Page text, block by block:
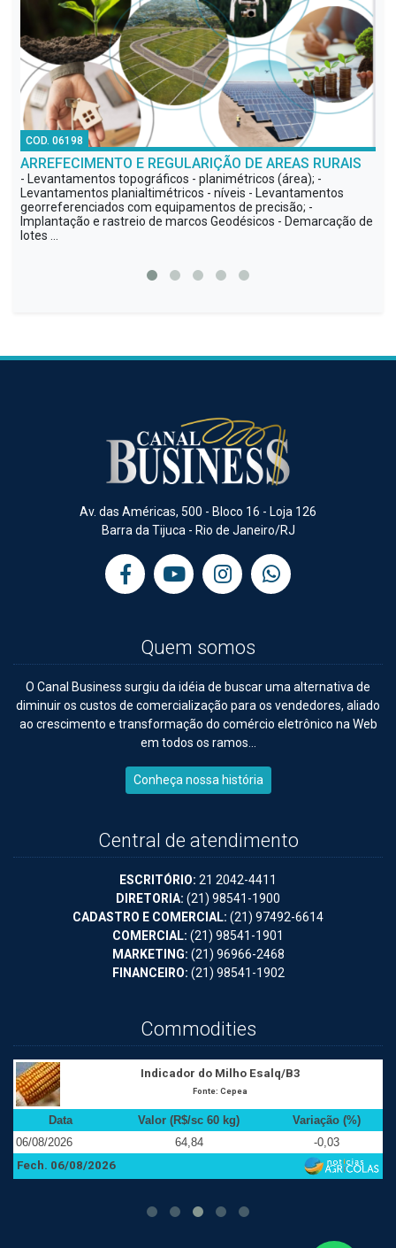
DE AREAS RURAIS
(área); -
- Levantamentos
de precisão; -
- Demarcação de
COD. 46840
LIVRO DE LUXO CONTANDO A
CAMPOLINA
Livro de luxo contando a história da Raça
e editado pela empresa Al-Viva Editorial
contribuição (textos, estatísticas, fotos, ...
Av. das Américas, 500 - Bloco 16 - Loja 126
Barra da Tijuca - Rio de Janeiro/RJ
Quem somos
O Canal Business surgiu da idéia de buscar uma alternativa de
diminuir os custos de comercialização para os vendedores, aliado
ao crescimento e transformação do comércio eletrônico na Web
em todos os ramos...
Conheça nossa história
Central de atendimento
ESCRITÓRIO: 21 2042-4411
DIRETORIA: (21) 98541-1900
CADASTRO E COMERCIAL: (21) 97492-6614
COMERCIAL: (21) 98541-1901
MARKETING: (21) 96966-2468
FINANCEIRO: (21) 98541-1902
Commodities
Indicador do Milho Esalq/B3
Fonte: Cepea
Data Valor (R$/sc 60 kg)
Variação (%)
06/08/2026
64,84
-0,03
Fech. 06/08/2026